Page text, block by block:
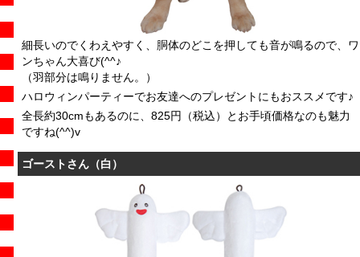
細長いのでくわえやすく、胴体のどこを押しても音が鳴るので、ワ
ンちゃん大喜び(^^♪
（羽部分は鳴りません。）
ハロウィンパーティーでお友達へのプレゼントにもおススメです♪
全長約30cmもあるのに、825円（税込）とお手頃価格なのも魅力
ですね(^^)v
ゴーストさん（白）